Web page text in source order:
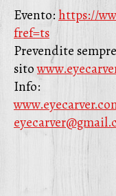
Evento:https://
fref=ts
Prevendite
sito
Info: